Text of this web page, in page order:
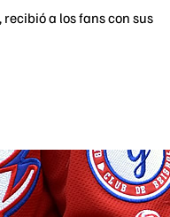
a los fans con sus